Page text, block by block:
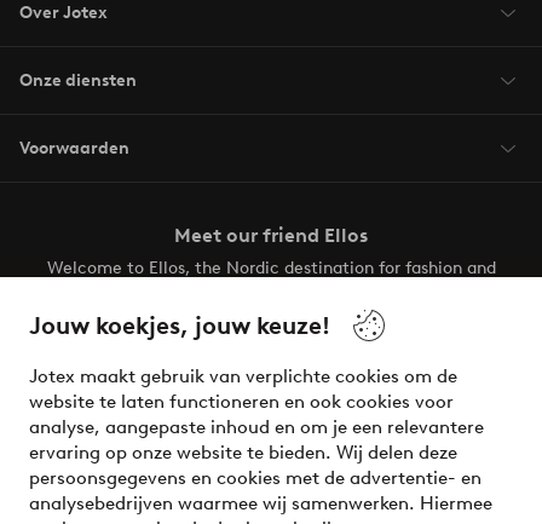
Jouw koekjes, jouw keuze!
Jotex maakt gebruik van verplichte cookies om de
website te laten functioneren en ook cookies voor
analyse, aangepaste inhoud en om je een relevantere
ervaring op onze website te bieden. Wij delen deze
persoonsgegevens en cookies met de advertentie- en
analysebedrijven waarmee wij samenwerken. Hiermee
Over Jotex
Onze diensten
Voorwaarden
Meet our friend Ellos
Welcome to Ellos, the Nordic destination for fashion and
your wardrobe. Your next inspiring look is here!
Veilig betalen - Nu betalen of opsplitsen